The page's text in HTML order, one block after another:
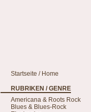
Startseite / Home
RUBRIKEN / GENRE
Americana & Roots Rock
Blues & Blues-Rock